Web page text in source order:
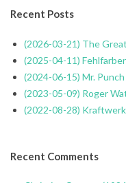
Recent Posts
(2026-03-21) The
(2025-04-11)
(2024-06-15) Mr.
(2023-05-09) Roger
(2022-08-28)
Recent Comments